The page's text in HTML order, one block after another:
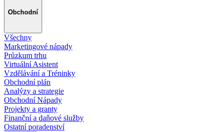
Obchodní
Všechny
Marketingové nápady
Průzkum trhu
Virtuální Asistent
Vzdělávání a Tréninky
Obchodní plán
Analýzy a strategie
Obchodní Nápady
Projekty a granty
Finanční a daňové služby
Ostatní poradenství